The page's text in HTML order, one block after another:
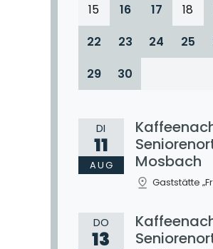
15
16 17 18
22
23 24 25
29
30
DI
11
AUG
Mosbach
Gaststätte
DO
13